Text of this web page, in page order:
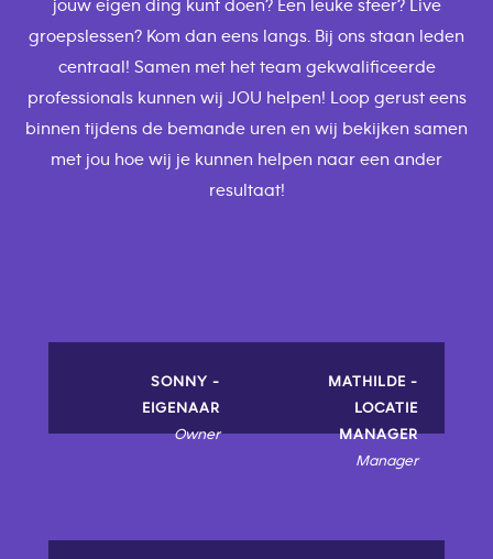
jouw eigen ding kunt doen? Een leuke sfeer? Live
groepslessen? Kom dan eens langs. Bij ons staan leden
centraal! Samen met het team gekwalificeerde
professionals kunnen wij JOU helpen! Loop gerust eens
binnen tijdens de bemande uren en wij bekijken samen
met jou hoe wij je kunnen helpen naar een ander
resultaat!
SONNY -
EIGENAAR
Owner
MATHILDE -
LOCATIE
MANAGER
Manager